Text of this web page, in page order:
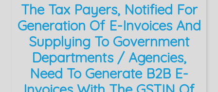
The Tax Payers, Notified For
Generation Of E-Invoices And
Supplying To Government
Departments / Agencies,
Need To Generate B2B E-